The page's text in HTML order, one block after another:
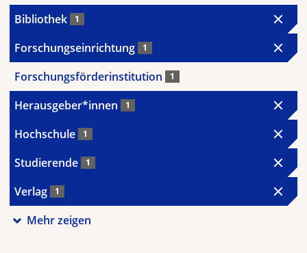
Bibliothek 1
Forschungseinrichtung 1
Forschungsförderinstitution 1
Herausgeber*innen 1
Hochschule 1
Studierende 1
Verlag 1
Mehr zeigen